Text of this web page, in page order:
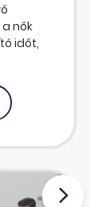
nők
időt,